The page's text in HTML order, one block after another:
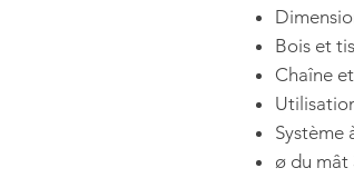
Bois et
Chaîne
Système
ø du mât